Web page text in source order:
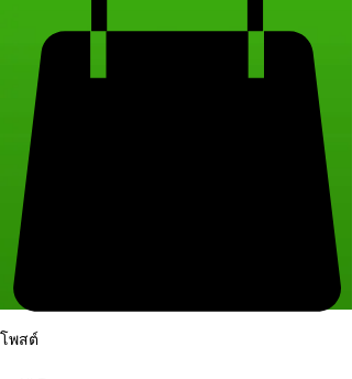
โพสต์